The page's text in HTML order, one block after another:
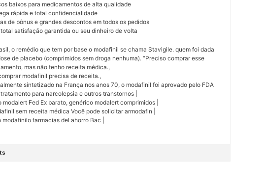
baixos para medicamentos de alta qualidade
rápida e total confidencialidade
de bônus e grandes descontos em todos os pedidos
total satisfação garantida ou seu dinheiro de volta
o remédio que tem por base o modafinil se chama Stavigile. quem foi dada
de placebo (comprimidos sem droga nenhuma). “Preciso comprar esse
mas não tenho receita médica.,
modafinil precisa de receita.,
sintetizado na França nos anos 70, o modafinil foi aprovado pelo FDA
para narcolepsia e outros transtornos |
modalert Fed Ex barato, genérico modalert comprimidos |
sem receita médica Você pode solicitar armodafin |
modafinilo farmacias del ahorro Bac |